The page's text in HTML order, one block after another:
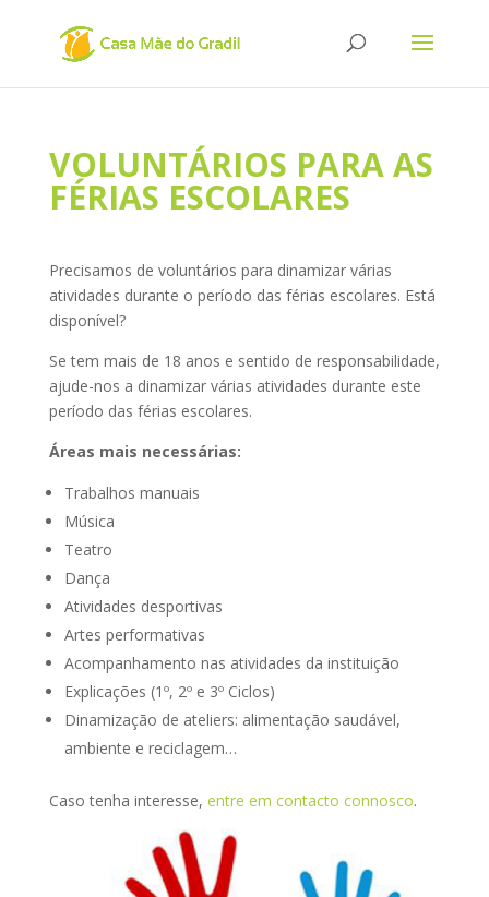
VOLUNTÁRIOS PARA AS
FÉRIAS ESCOLARES
Precisamos de voluntários para dinamizar várias
atividades durante o período das férias escolares. Está
disponível?
Se tem mais de 18 anos e sentido de responsabilidade,
ajude-nos a dinamizar várias atividades durante este
período das férias escolares.
Áreas mais necessárias:
Trabalhos manuais
Música
Teatro
Dança
Atividades desportivas
Artes performativas
Acompanhamento nas atividades da instituição
Explicações (1º, 2º e 3º Ciclos)
Dinamização de ateliers: alimentação saudável,
ambiente e reciclagem…
Caso tenha interesse, entre em contacto connosco.